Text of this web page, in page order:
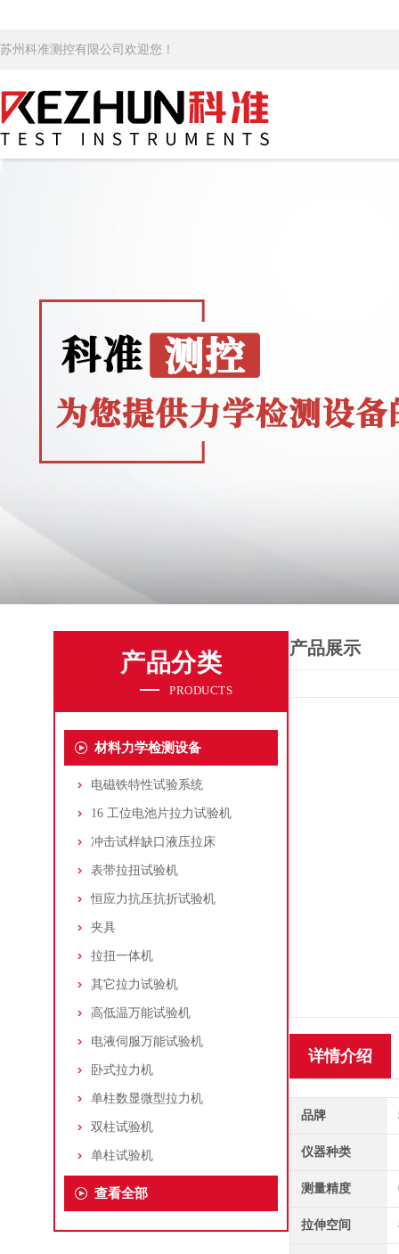
苏州科准测控有限公司欢迎您！
产品分类
PRODUCTS
材料力学检测设备
电磁铁特性试验系统
16 工位电池片拉力试验机
冲击试样缺口液压拉床
表带拉扭试验机
恒应力抗压抗折试验机
夹具
拉扭一体机
其它拉力试验机
高低温万能试验机
电液伺服万能试验机
卧式拉力机
单柱数显微型拉力机
双柱试验机
单柱试验机
查看全部
产品展示
详情介绍
品牌
仪器种类
测量精度
拉伸空间